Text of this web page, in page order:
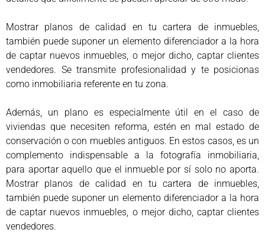
Mostrar planos de calidad en tu cartera de inmuebles,
también puede suponer un elemento diferenciador a la hora
de captar nuevos inmuebles, o mejor dicho, captar clientes
vendedores. Se transmite profesionalidad y te posicionas
como inmobiliaria referente en tu zona.
Además, un plano es especialmente útil en el caso de
viviendas que necesiten reforma, estén en mal estado de
conservación o con muebles antiguos. En estos casos, es un
complemento indispensable a la fotografía inmobiliaria,
para aportar aquello que el inmueble por sí solo no aporta.
Mostrar planos de calidad en tu cartera de inmuebles,
también puede suponer un elemento diferenciador a la hora
de captar nuevos inmuebles, o mejor dicho, captar clientes
vendedores.